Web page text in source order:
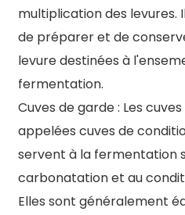
multiplication des levures.
de préparer et de
levure destinées à
fermentation.
Cuves de garde : Les
appelées cuves de
servent à la fermentation
carbonatation et au
Elles sont généralement